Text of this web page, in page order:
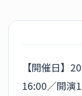
【開催日】
16:00／開演